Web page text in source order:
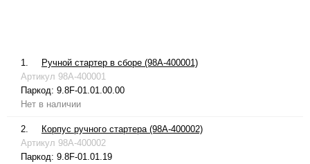
1.
Ручной стартер в сборе (98A-400001)
Артикул 98A-400001
Паркод: 9.8F-01.01.00.00
Нет в наличии
2.
Корпус ручного стартера (98A-400002)
Артикул 98A-400002
Паркод: 9.8F-01.01.19